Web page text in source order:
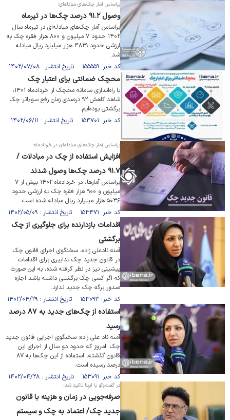
براساس آمار چک‌های مبادله‌ای؛
وصول ۹۱.۲ درصد چک‌ها در تیرماه
براساس آمار چک‌های مبادله‌ای در تیر‌ماه سال
۱۴۰۲ حدود ۷ میلیون و ۸۰۰ هزار فقره چک به
ارزشی حدود ۴۸۲۹ هزار میلیارد ریال مبادله
شد.
کد خبر: ۱۵۵۵۵۹ تاریخ انتشار : ۱۴۰۲/۰۷/۰۸
محچک ضمانتی برای اعتبار چک
با راه‌اندازی سامانه محچک از خردادماه ۱۴۰۱،
شاهد کاهش ۹۲ درصدی زمان رفع سوءاثر چک
برگشتی بوده‌ایم.
کد خبر: ۱۵۴۷۰۱ تاریخ انتشار : ۱۴۰۲/۰۶/۱۱
براساس آمار چک‌های مبادله‌ای در خردادماه؛
افزایش استفاده از چک در مبادلات /
۹۱.۷ درصد چک‌ها وصول شدند
براساس آمار‌ها، در خرداد‌ماه ۱۴۰۲ بیش از ۷
میلیون و ۹۰۰ هزار فقره چک به ارزشی حدود
۵۰۳۶ هزار میلیارد ریال مبادله شده است.
کد خبر: ۱۵۳۴۷۱ تاریخ انتشار : ۱۴۰۲/۰۵/۰۹
اقدامات بازدارنده برای جلوگیری از چک
برگشتی
آمنه نادعلی زاده، سخنگوی اجرای قانون چک:
در قانون جدید چک تدابیری برای اقدامات
پیشینی نیز در نظر گرفته شده، به این صورت
که اگر کسی چک برگشتی داشته باشد اجازه
صدور برگه چک جدید ندارد.
کد خبر: ۱۵۳۰۹۳ تاریخ انتشار : ۱۴۰۲/۰۴/۲۹
استفاده از چک‌های جدید به ۸۷ درصد
رسید
آمنه ناد علی زاده؛ سخنگوی اجرایی قانون جدید
چک: امروز که حدود دو سال از اجرای این
قانون گذشته، استفاده از این چک‌ها به ۸۷
درصد رسیده است.
کد خبر: ۱۵۳۰۹۱ تاریخ انتشار : ۱۴۰۲/۰۴/۲۸
در گفت‌وگو با ایبِنا تاکید شد؛
صرفه‌جویی در زمان و هزینه با قانون
جدید چک/ اعتماد به چک و سیستم